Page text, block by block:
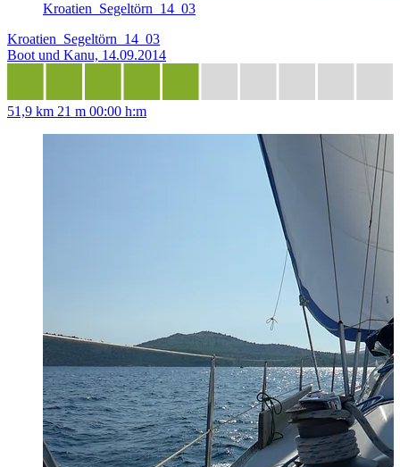
Kroatien_Segeltörn_14_03
Kroatien_Segeltörn_14_03
Boot und Kanu, 14.09.2014
51,9 km 21 m 00:00 h:m